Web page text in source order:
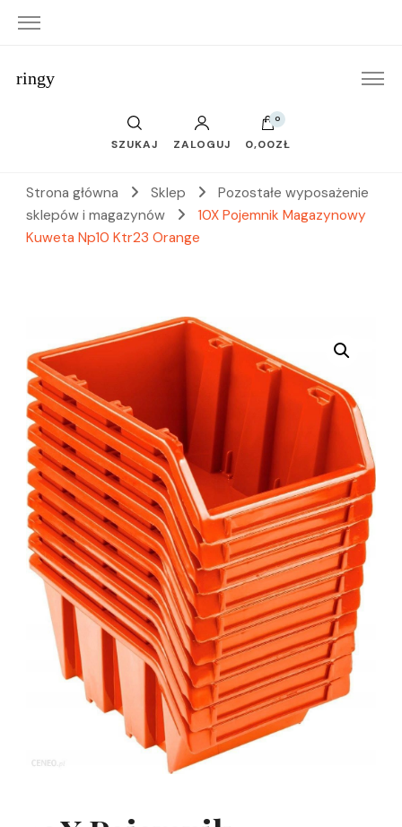
ringy
SZUKAJ ZALOGUJ
0
0,00ZŁ
Strona główna Sklep
Pozostałe wyposażenie
sklepów i magazynów
10X Pojemnik Magazynowy
Kuweta Np10 Ktr23 Orange